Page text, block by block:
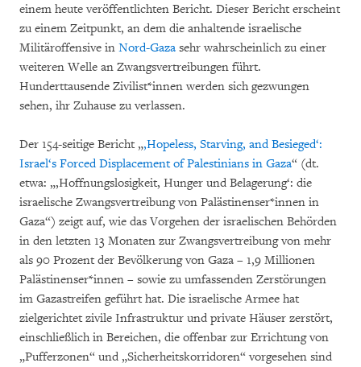
einem heute veröffentlichten Bericht. Dieser Bericht erscheint
zu einem Zeitpunkt, an dem die anhaltende israelische
Militäroffensive in Nord-Gaza sehr wahrscheinlich zu einer
weiteren Welle an Zwangsvertreibungen führt.
Hunderttausende Zivilist*innen werden sich gezwungen
sehen, ihr Zuhause zu verlassen.
Der 154-seitige Bericht „‚Hopeless, Starving, and Besieged‘:
Israel‘s Forced Displacement of Palestinians in Gaza“ (dt.
etwa: „‚Hoffnungslosigkeit, Hunger und Belagerung‘: die
israelische Zwangsvertreibung von Palästinenser*innen in
Gaza“) zeigt auf, wie das Vorgehen der israelischen Behörden
in den letzten 13 Monaten zur Zwangsvertreibung von mehr
als 90 Prozent der Bevölkerung von Gaza – 1,9 Millionen
Palästinenser*innen – sowie zu umfassenden Zerstörungen
im Gazastreifen geführt hat. Die israelische Armee hat
zielgerichtet zivile Infrastruktur und private Häuser zerstört,
einschließlich in Bereichen, die offenbar zur Errichtung von
„Pufferzonen“ und „Sicherheitskorridoren“ vorgesehen sind